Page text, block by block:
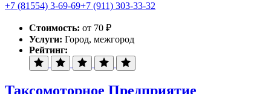
+7 (81554) 3-69-69+7 (911) 303-33-32
Стоимость: от 70 ₽
Услуги: Город, межгород
Рейтинг:
Таксомоторное Предприятие